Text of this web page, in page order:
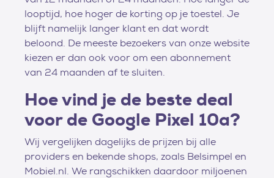
looptijd, hoe hoger de korting op je toestel. Je
blijft namelijk langer klant en dat wordt
beloond. De meeste bezoekers van onze website
kiezen er dan ook voor om een abonnement
van 24 maanden af te sluiten.
Hoe vind je de beste deal
voor de Google Pixel 10a?
Wij vergelijken dagelijks de prijzen bij alle
providers en bekende shops, zoals Belsimpel en
Mobiel.nl. We rangschikken daardoor miljoenen